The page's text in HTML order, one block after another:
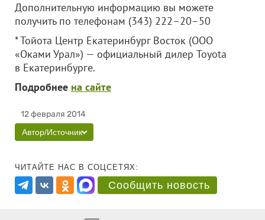
Дополнительную информацию вы можете
получить по телефонам (343) 222–20–50
* Тойота Центр Екатеринбург Восток (ООО
«Оками Урал») — официальный дилер Toyota
в Екатеринбурге.
Подробнее на сайте
12 февраля 2014
Автор/Источник
ЧИТАЙТЕ НАС В СОЦСЕТЯХ:
Сообщить новость